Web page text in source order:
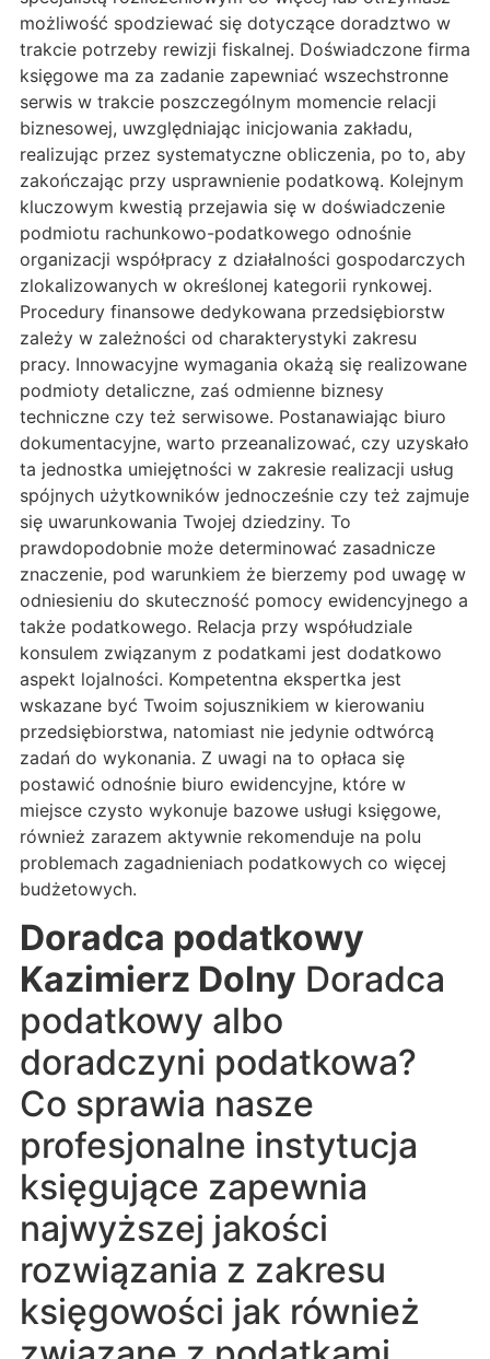
możliwość spodziewać się dotyczące doradztwo w
trakcie potrzeby rewizji fiskalnej. Doświadczone firma
księgowe ma za zadanie zapewniać wszechstronne
serwis w trakcie poszczególnym momencie relacji
biznesowej, uwzględniając inicjowania zakładu,
realizując przez systematyczne obliczenia, po to, aby
zakończając przy usprawnienie podatkową. Kolejnym
kluczowym kwestią przejawia się w doświadczenie
podmiotu rachunkowo-podatkowego odnośnie
organizacji współpracy z działalności gospodarczych
zlokalizowanych w określonej kategorii rynkowej.
Procedury finansowe dedykowana przedsiębiorstw
zależy w zależności od charakterystyki zakresu
pracy. Innowacyjne wymagania okażą się realizowane
podmioty detaliczne, zaś odmienne biznesy
techniczne czy też serwisowe. Postanawiając biuro
dokumentacyjne, warto przeanalizować, czy uzyskało
ta jednostka umiejętności w zakresie realizacji usług
spójnych użytkowników jednocześnie czy też zajmuje
się uwarunkowania Twojej dziedziny. To
prawdopodobnie może determinować zasadnicze
znaczenie, pod warunkiem że bierzemy pod uwagę w
odniesieniu do skuteczność pomocy ewidencyjnego a
także podatkowego. Relacja przy współudziale
konsulem związanym z podatkami jest dodatkowo
aspekt lojalności. Kompetentna ekspertka jest
wskazane być Twoim sojusznikiem w kierowaniu
przedsiębiorstwa, natomiast nie jedynie odtwórcą
zadań do wykonania. Z uwagi na to opłaca się
postawić odnośnie biuro ewidencyjne, które w
miejsce czysto wykonuje bazowe usługi księgowe,
również zarazem aktywnie rekomenduje na polu
problemach zagadnieniach podatkowych co więcej
budżetowych.
Doradca podatkowy
Kazimierz Dolny Doradca
podatkowy albo
doradczyni podatkowa?
Co sprawia nasze
profesjonalne instytucja
księgujące zapewnia
najwyższej jakości
rozwiązania z zakresu
księgowości jak również